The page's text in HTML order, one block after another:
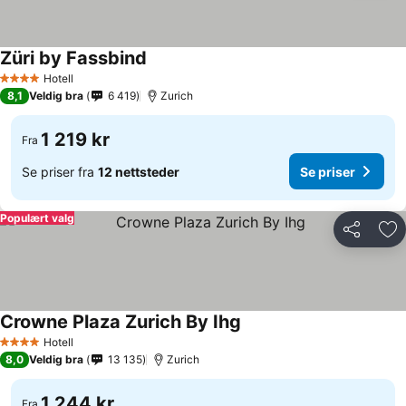
4 StjernerHotell
Züri by Fassbind
8,1 Veldig bra 6 419 Zurich
Fra 1 219 kr
Se priser fra 12 nettsteder Se priser
Del
Populært valg
4 StjernerHotell
Crowne Plaza Zurich By Ihg
8,0 Veldig bra 13 135 Zurich
Fra